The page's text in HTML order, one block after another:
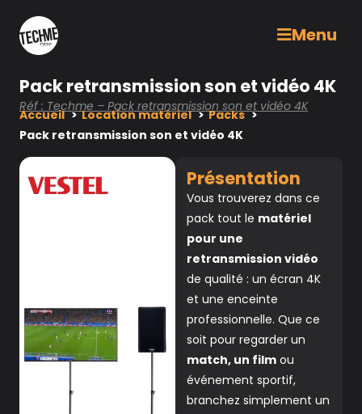
Menu
Pack retransmission son et vidéo 4K
Réf : Techme – Pack retransmission son et vidéo 4K
Accueil Location matériel
Packs
Pack retransmission son et vidéo 4K
Présentation
Vous trouverez dans ce
pack tout le matériel
pour une
retransmission vidéo
de qualité : un écran 4K
et une enceinte
professionnelle. Que ce
soit pour regarder un
match, un filmou
événement sportif,
branchez simplement un